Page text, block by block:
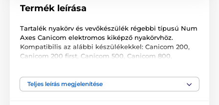
Termék leírása
Tartalék nyakörv és vevőkészülék régebbi típusú Num
Axes Canicom elektromos kiképző nyakörvhöz.
Kompatibilis az alábbi készülékekkel: Canicom 200,
Canicom 200 first, Canicom 500, Canicom 800,
Figyelem! Kiegészítőink csak az EU-ban vásárolt
Canicom tartozékokkal kompatibilisek. Ha az
Teljes leírás megjelenítése